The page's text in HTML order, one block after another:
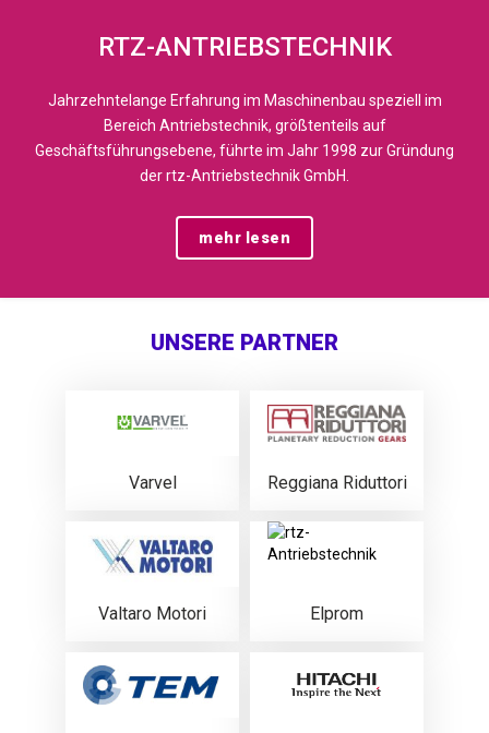
RTZ-ANTRIEBSTECHNIK
Jahrzehntelange Erfahrung im Maschinenbau speziell im
Bereich Antriebstechnik, größtenteils auf
Geschäftsführungsebene, führte im Jahr 1998 zur Gründung
der rtz-Antriebstechnik GmbH.
mehr lesen
UNSERE PARTNER
Varvel Reggiana Riduttori
Valtaro Motori Elprom